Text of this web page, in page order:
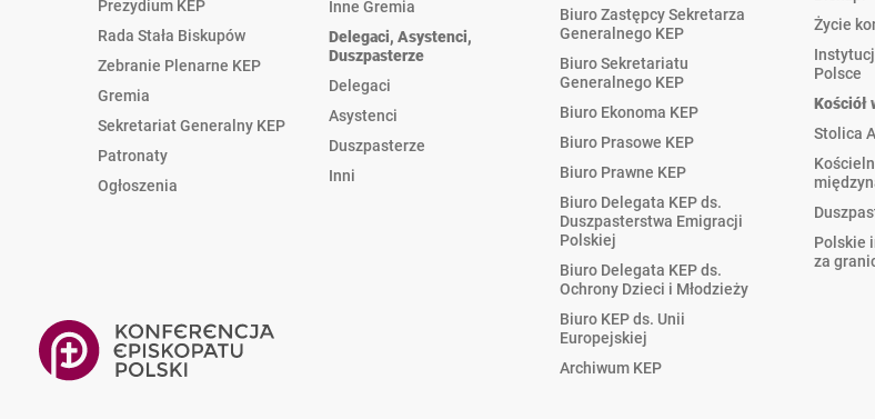
Prezydium KEP
Rada Stała Biskupów
Zebranie Plenarne KEP
Gremia
Sekretariat Generalny KEP
Patronaty
Ogłoszenia
Inne Gremia
Delegaci, Asystenci,
Duszpasterze
Delegaci
Asystenci
Duszpasterze
Inni
Biuro Zastępcy Sekretarza
Generalnego KEP
Biuro Sekretariatu
Generalnego KEP
Biuro Ekonoma KEP
Biuro Prasowe KEP
Biuro Prawne KEP
Biuro Delegata KEP ds.
Duszpasterstwa Emigracji
Polskiej
Biuro Delegata KEP ds.
Ochrony Dzieci i Młodzieży
Biuro KEP ds. Unii
Europejskiej
Archiwum KEP
Życie
Polsce
Kościół
Stolica
Polskie
za